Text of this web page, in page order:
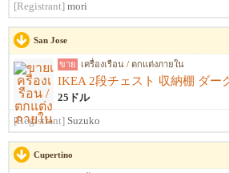
[Registrant] mori
San Jose
ขาย เครื่องเรือน / ตกแต่งภายใน
IKEA 2段チェスト 収納棚 ダー
25ドル
[Registrant] Suzuko
Cupertino